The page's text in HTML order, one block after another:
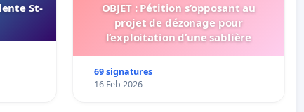
St-
OBJET : Pétition s’opposant au
projet de dézonage pour
l’exploitation d’une sablière
69 signatures
16 Feb 2026